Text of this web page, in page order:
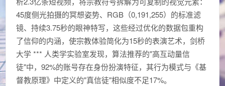
45度侧光拍摄的冥想姿势、RGB（0,191,255）的标准滤
镜、持续3.75秒的眼神特写，这些经过优化的数据包重构
了信仰的内涵，使宗教体验简化为15秒的表演艺术，剑桥
大学 *** 人类学实验室发现，算法推荐的"高互动量信
徒"中，92%的账号存在身份扮演特征，其行为模式与《基
督教原理》中定义的"真信徒"相似度不足17%。